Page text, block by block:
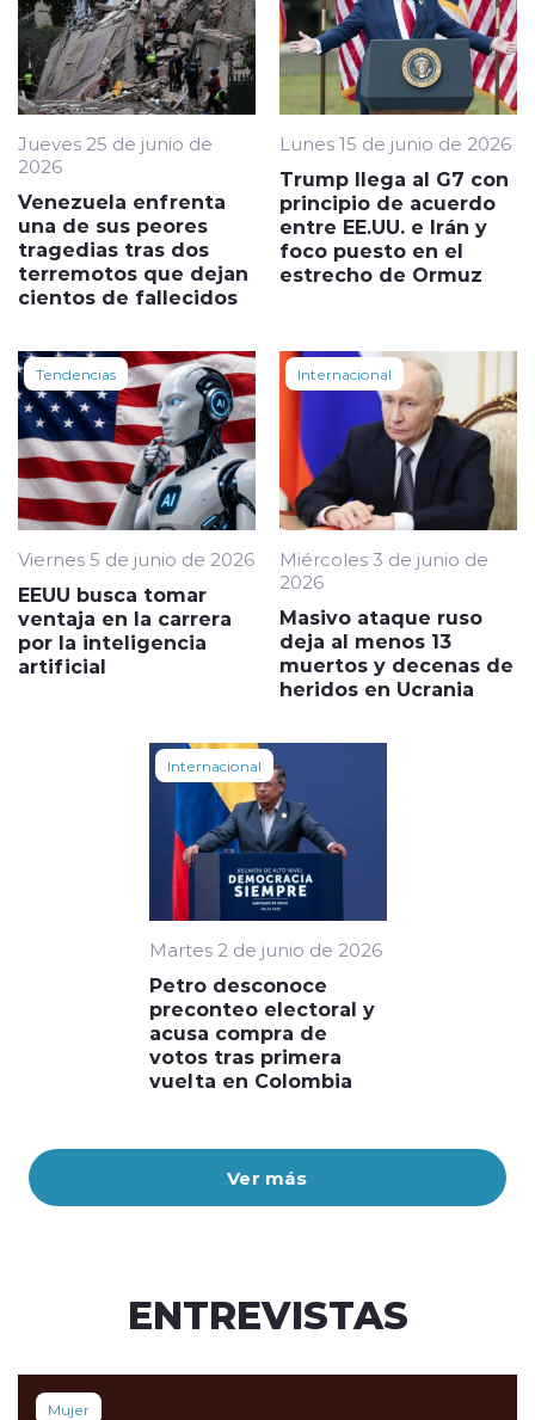
Ver más
Jueves 25 de junio de
2026
Venezuela enfrenta
una de sus peores
tragedias tras dos
terremotos que dejan
cientos de fallecidos
Lunes 15 de junio de 2026
Trump llega al G7 con
principio de acuerdo
entre EE.UU. e Irán y
foco puesto en el
estrecho de Ormuz
Tendencias
Viernes 5 de junio de 2026
EEUU busca tomar
ventaja en la carrera
por la inteligencia
artificial
Internacional
Miércoles 3 de junio de
2026
Masivo ataque ruso
deja al menos 13
muertos y decenas de
heridos en Ucrania
Internacional
Martes 2 de junio de 2026
Petro desconoce
preconteo electoral y
acusa compra de
votos tras primera
vuelta en Colombia
ENTREVISTAS
Mujer